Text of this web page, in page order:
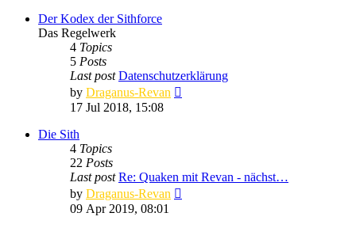
Der Kodex der Sithforce
Das Regelwerk
4 Topics
5 Posts
Last post Datenschutzerklärung
by Draganus-Revan
17 Jul 2018, 15:08
Die Sith
4 Topics
22 Posts
Last post Re: Quaken mit Revan - nächst…
by Draganus-Revan
09 Apr 2019, 08:01